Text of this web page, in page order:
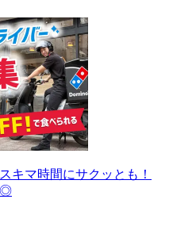
キマ時間にサクッとも！
◎